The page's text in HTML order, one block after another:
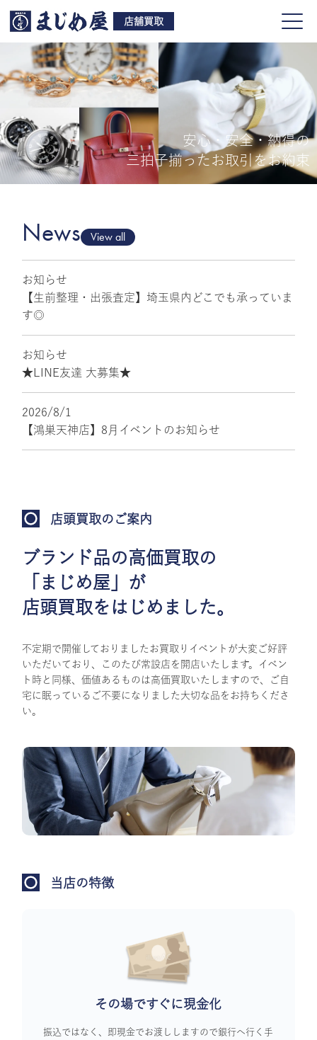
店舗買取
買取品目
店舗一覧
安心・安全・納得の
三拍子揃ったお取引をお約束
News View all
お知らせ
【生前整理・出張査定】埼玉県内どこでも承っていま
す◎
お知らせ
★LINE友達 大募集★
2026/8/1
【鴻巣天神店】8月イベントのお知らせ
店頭買取のご案内
ブランド品の高価買取の
「まじめ屋」が
店頭買取をはじめました。
不定期で開催しておりましたお買取りイベントが大変ご好評
いただいており、このたび常設店を開店いたします。イベン
ト時と同様、価値あるものは高価買取いたしますので、ご自
宅に眠っているご不要になりました大切な品をお持ちくださ
い。
当店の特徴
その場ですぐに現金化
振込ではなく、即現金でお渡ししますので銀行へ行く手